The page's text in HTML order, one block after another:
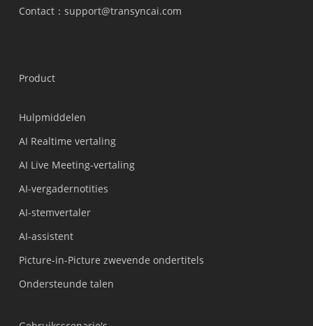
Contact：support@transyncai.com
Product
Hulpmiddelen
AI Realtime vertaling
AI Live Meeting-vertaling
AI-vergadernotities
AI-stemvertaler
AI-assistent
Picture-in-Picture zwevende ondertitels
Ondersteunde talen